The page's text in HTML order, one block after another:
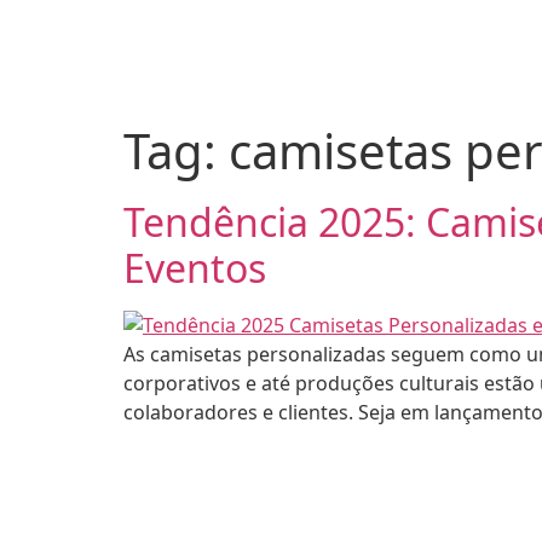
Tag: camisetas
Tendência 2025:
Eventos
As camisetas personalizadas seguem como
corporativos e até produções culturais
colaboradores e clientes. Seja em